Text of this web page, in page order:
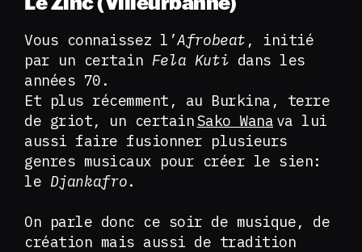
Vous connaissez l’Afrobeat , initié
par un certain Fela Kuti dans les
années 70.
Et plus récemment, au Burkina, terre
de griot, un certainSako Wana va lui
aussi faire fusionner plusieurs
genres musicaux pour créer le sien:
le Djankafro.
On parle donc ce soir de musique, de
création mais aussi de tradition